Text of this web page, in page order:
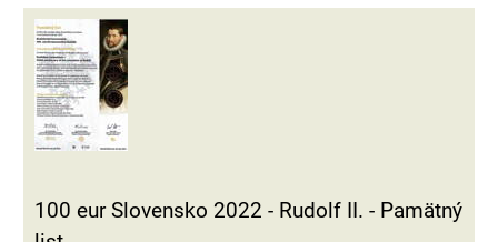
100 eur Slovensko 2022 - Rudolf II. - Pamätný